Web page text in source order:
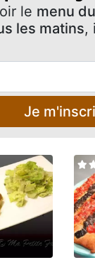
le menu
les matins,
Je